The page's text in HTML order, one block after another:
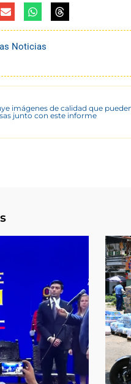
Noticias
imágenes de calidad que
junto con este informe